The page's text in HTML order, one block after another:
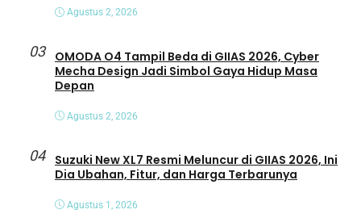
Agustus 2, 2026
03
OMODA O4 Tampil Beda di GIIAS 2026, Cyber
Mecha Design Jadi Simbol Gaya Hidup Masa
Depan
Agustus 2, 2026
04
Suzuki New XL7 Resmi Meluncur di GIIAS 2026, Ini
Dia Ubahan, Fitur, dan Harga Terbarunya
Agustus 1, 2026